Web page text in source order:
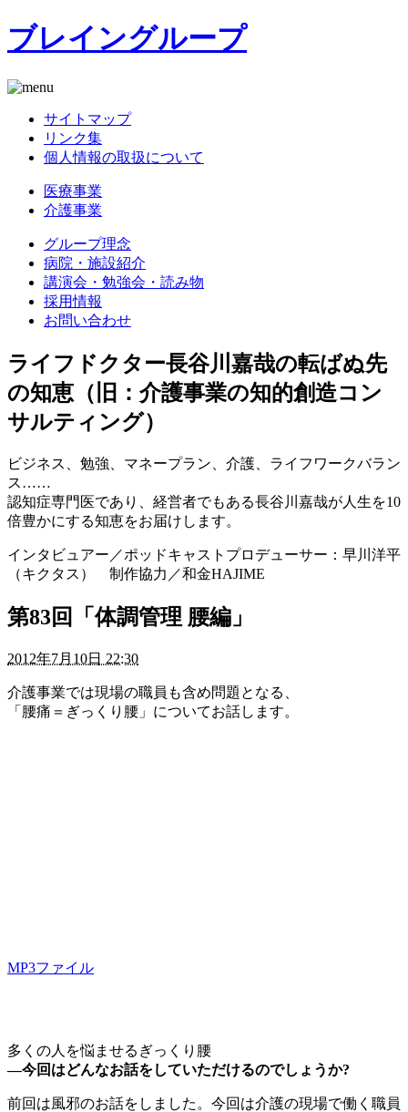
ブレイングループ
サイトマップ
リンク集
個人情報の取扱について
医療事業
介護事業
グループ理念
病院・施設紹介
講演会・勉強会・読み物
採用情報
お問い合わせ
ライフドクター長谷川嘉哉の転ばぬ先
の知恵（旧：介護事業の知的創造コン
サルティング）
ビジネス、勉強、マネープラン、介護、ライフワークバラン
ス……
認知症専門医であり、経営者でもある長谷川嘉哉が人生を10
倍豊かにする知恵をお届けします。
インタビュアー／ポッドキャストプロデューサー：早川洋平
（キクタス） 制作協力／和金HAJIME
第83回「体調管理 腰編」
2012年7月10日 22:30
介護事業では現場の職員も含め問題となる、
「腰痛＝ぎっくり腰」についてお話します。
MP3ファイル
多くの人を悩ませるぎっくり腰
―今回はどんなお話をしていただけるのでしょうか?
前回は風邪のお話をしました。今回は介護の現場で働く職員